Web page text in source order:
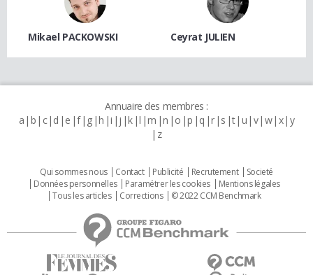
Mikael PACKOWSKI Ceyrat JULIEN
Annuaire des membres :
a b c d e f g h i j k l m n o p q r s t u v w x y
z
Qui sommes nous Contact Publicité Recrutement
Societé
Données personnelles
Paramétrer les cookies
Mentions légales
Tous les articles
Corrections © 2022 CCM Benchmark